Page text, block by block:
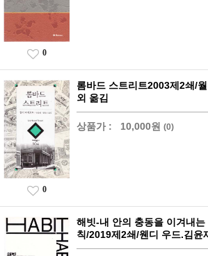
0
롬바드 스트리트2003제2쇄/
외 옮김
상품가 : 10,000원 (0)
0
해빗-내 안의 충동을 이겨내는
칙/2019제2쇄/웬디 우드.김윤